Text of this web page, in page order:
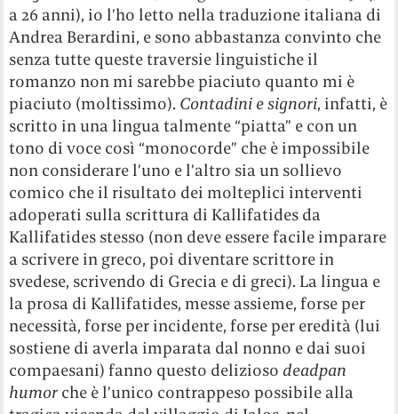
a 26 anni), io l’ho letto nella traduzione italiana di
Andrea Berardini, e sono abbastanza convinto che
senza tutte queste traversie linguistiche il
romanzo non mi sarebbe piaciuto quanto mi è
piaciuto (moltissimo). Contadini e signori, infatti, è
scritto in una lingua talmente “piatta” e con un
tono di voce così “monocorde” che è impossibile
non considerare l’uno e l’altro sia un sollievo
comico che il risultato dei molteplici interventi
adoperati sulla scrittura di Kallifatides da
Kallifatides stesso (non deve essere facile imparare
a scrivere in greco, poi diventare scrittore in
svedese, scrivendo di Grecia e di greci). La lingua e
la prosa di Kallifatides, messe assieme, forse per
necessità, forse per incidente, forse per eredità (lui
sostiene di averla imparata dal nonno e dai suoi
compaesani) fanno questo delizioso deadpan
humor che è l’unico contrappeso possibile alla